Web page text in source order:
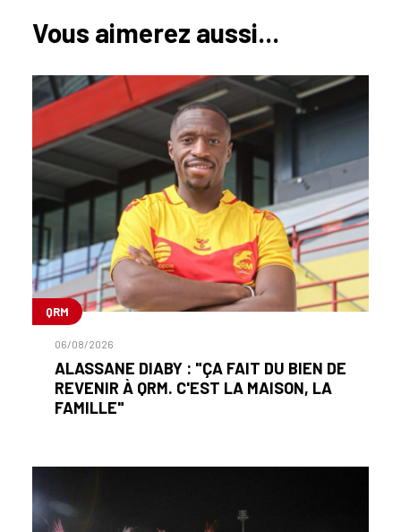
Vous aimerez aussi...
QRM
06/08/2026
ALASSANE DIABY : "ÇA FAIT DU BIEN DE
REVENIR À QRM. C'EST LA MAISON, LA
FAMILLE"